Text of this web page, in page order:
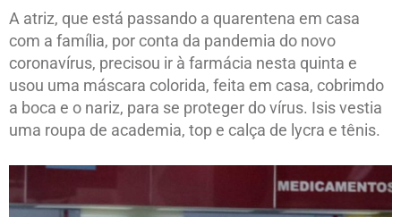
A atriz, que está passando a quarentena em casa
com a família, por conta da pandemia do novo
coronavírus, precisou ir à farmácia nesta quinta e
usou uma máscara colorida, feita em casa, cobrimdo
a boca e o nariz, para se proteger do vírus. Isis vestia
uma roupa de academia, top e calça de lycra e tênis.